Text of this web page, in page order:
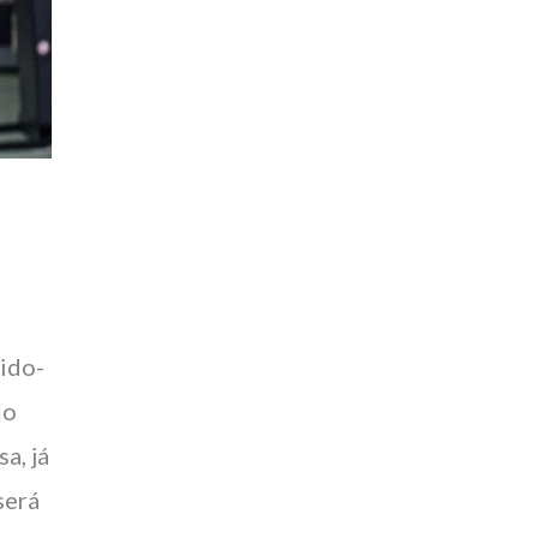
já